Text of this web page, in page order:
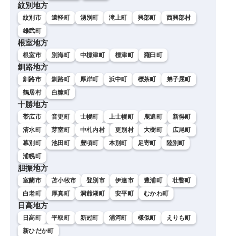
紋別地方
紋別市 遠軽町 湧別町 滝上町 興部町
西興部村
雄武町
根室地方
根室市 別海町 中標津町 標津町 羅臼町
釧路地方
釧路市 釧路町 厚岸町 浜中町 標茶町
弟子屈町
鶴居村
白糠町
十勝地方
帯広市 音更町 士幌町 上士幌町 鹿追町
新得町
清水町
芽室町 中札内村 更別村 大樹町
広尾町
幕別町
池田町 豊頃町 本別町 足寄町
陸別町
浦幌町
胆振地方
室蘭市 苫小牧市 登別市 伊達市 豊浦町
壮瞥町
白老町
厚真町 洞爺湖町 安平町 むかわ町
日高地方
日高町 平取町 新冠町 浦河町 様似町
えりも町
新ひだか町